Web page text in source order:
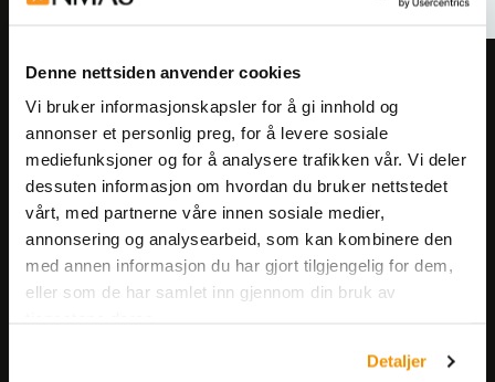
Denne nettsiden anvender cookies
Vi bruker informasjonskapsler for å gi innhold og
annonser et personlig preg, for å levere sosiale
mediefunksjoner og for å analysere trafikken vår. Vi deler
dessuten informasjon om hvordan du bruker nettstedet
vårt, med partnerne våre innen sosiale medier,
annonsering og analysearbeid, som kan kombinere den
med annen informasjon du har gjort tilgjengelig for dem,
eller som de har samlet inn gjennom din bruk av
Detaljer
Meld deg på vårt nyhetsbrev!
Få informasjon om produkter,
arrangementer og kampanjer.
Meld på nyhetsbrev